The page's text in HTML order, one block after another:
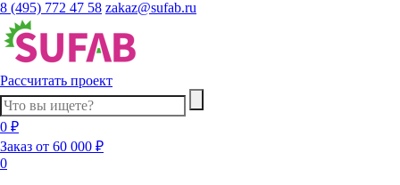
8 (495) 772 47 58 zakaz@sufab.ru
Рассчитать проект
0 ₽
Заказ от 60 000 ₽
0